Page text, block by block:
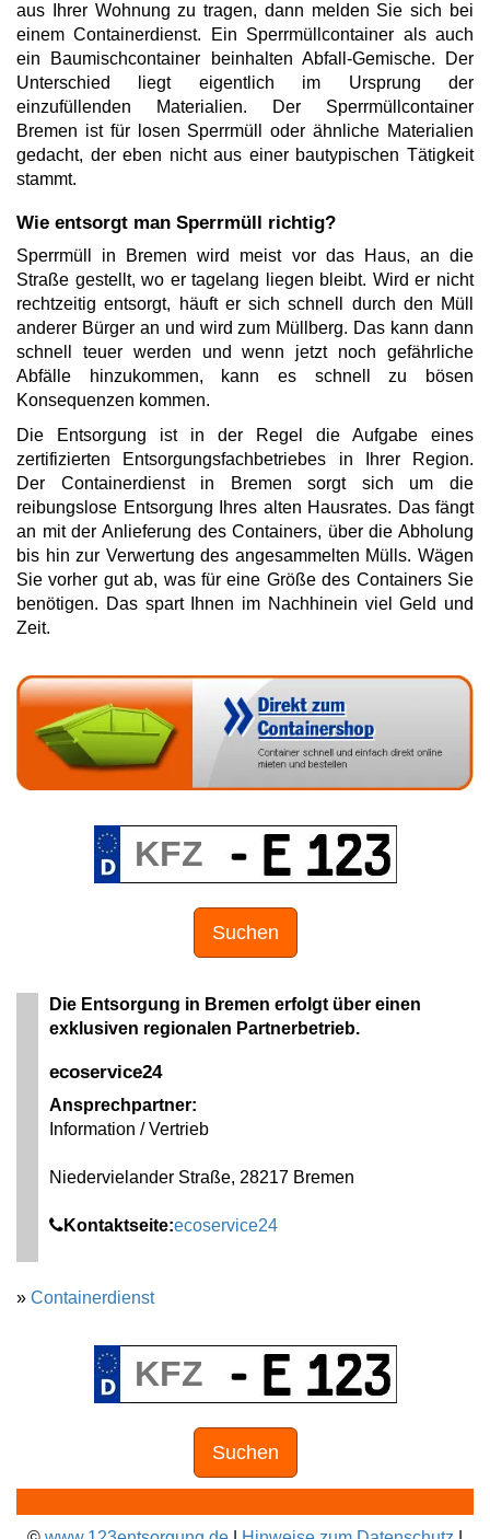
aus Ihrer Wohnung zu tragen, dann melden Sie sich bei
einem Containerdienst. Ein Sperrmüllcontainer als auch
ein Baumischcontainer beinhalten Abfall-Gemische. Der
Unterschied liegt eigentlich im Ursprung der
einzufüllenden Materialien. Der Sperrmüllcontainer
Bremen ist für losen Sperrmüll oder ähnliche Materialien
gedacht, der eben nicht aus einer bautypischen Tätigkeit
stammt.
Wie entsorgt man Sperrmüll richtig?
Sperrmüll in Bremen wird meist vor das Haus, an die
Straße gestellt, wo er tagelang liegen bleibt. Wird er nicht
rechtzeitig entsorgt, häuft er sich schnell durch den Müll
anderer Bürger an und wird zum Müllberg. Das kann dann
schnell teuer werden und wenn jetzt noch gefährliche
Abfälle hinzukommen, kann es schnell zu bösen
Konsequenzen kommen.
Die Entsorgung ist in der Regel die Aufgabe eines
zertifizierten Entsorgungsfachbetriebes in Ihrer Region.
Der Containerdienst in Bremen sorgt sich um die
reibungslose Entsorgung Ihres alten Hausrates. Das fängt
an mit der Anlieferung des Containers, über die Abholung
bis hin zur Verwertung des angesammelten Mülls. Wägen
Sie vorher gut ab, was für eine Größe des Containers Sie
benötigen. Das spart Ihnen im Nachhinein viel Geld und
Zeit.
Suchen
Die Entsorgung in Bremen erfolgt über einen
exklusiven regionalen Partnerbetrieb.
ecoservice24
Ansprechpartner:
Information / Vertrieb
Niedervielander Straße, 28217 Bremen
Kontaktseite:ecoservice24
» Containerdienst
Suchen